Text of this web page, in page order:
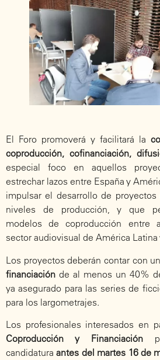
El Foro promoverá y facilitará la
coproducción, cofinanciación,
especial foco en aquellos
estrechar lazos entre España y
impulsar el desarrollo de
niveles de producción, y que
modelos de coproducción entre
sector audiovisual de América Latina
Los proyectos deberán contar con un
financiación de al menos un 40%
ya asegurado para las series de
para los largometrajes.
Los profesionales interesados en
Coproducción y Financiación
candidaturaantes del martes 16 de